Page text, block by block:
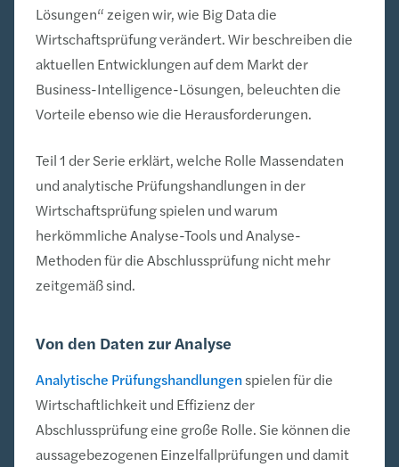
Lösungen“ zeigen wir, wie Big Data die
Wirtschaftsprüfung verändert. Wir beschreiben die
aktuellen Entwicklungen auf dem Markt der
Business-Intelligence-Lösungen, beleuchten die
Vorteile ebenso wie die Herausforderungen.
Teil 1 der Serie erklärt, welche Rolle Massendaten
und analytische Prüfungshandlungen in der
Wirtschaftsprüfung spielen und warum
herkömmliche Analyse-Tools und Analyse-
Methoden für die Abschlussprüfung nicht mehr
zeitgemäß sind.
Von den Daten zur Analyse
Analytische Prüfungshandlungenspielen für die
Wirtschaftlichkeit und Effizienz der
Abschlussprüfung eine große Rolle. Sie können die
aussagebezogenen Einzelfallprüfungen und damit